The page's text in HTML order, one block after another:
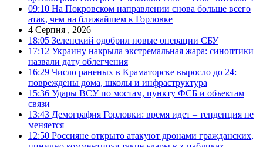
09:10 На Покровском направлении снова больше всего
атак, чем на ближайшем к Горловке
4 Серпня , 2026
18:05 Зеленский одобрил новые операции СБУ
17:12 Украину накрыла экстремальная жара: синоптики
назвали дату облегчения
16:29 Число раненых в Краматорске выросло до 24:
повреждены дома, школы и инфраструктура
15:36 Удары ВСУ по мостам, пункту ФСБ и объектам
связи
13:43 Демография Горловки: время идет – тенденция не
меняется
12:50 Россияне открыто атакуют дронами гражданских,